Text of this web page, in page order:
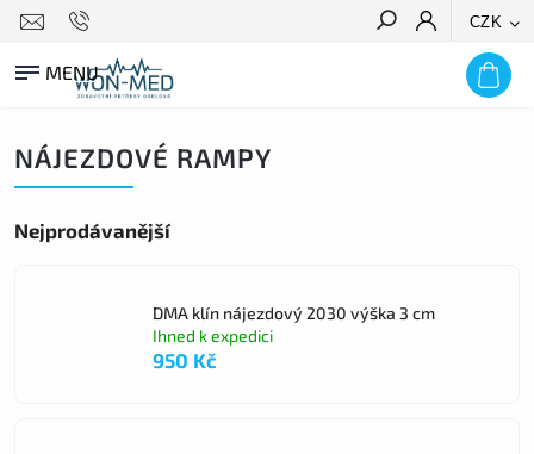
CZK
HLEDAT
NÁJEZDOVÉ RAMPY
Nejprodávanější
DMA klín nájezdový 2030 výška 3 cm
Ihned k expedici
950 Kč